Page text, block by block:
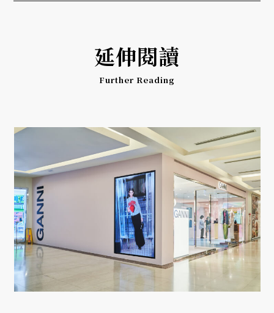
延伸閱讀
Further Reading